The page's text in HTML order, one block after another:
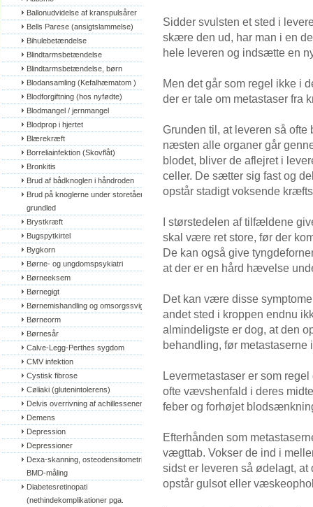
Ballonudvidelse af kranspulsårer
Bells Parese (ansigtslammelse)
Bihulebetændelse
Blindtarmsbetændelse
Blindtarmsbetændelse, børn
Blodansamling (Kefalhæmatom )
Blodforgiftning (hos nyfødte)
Blodmangel / jernmangel
Blodprop i hjertet
Blærekræft
Borreliainfektion (Skovflåt)
Bronkitis
Brud af bådknoglen i håndroden
Brud på knoglerne under storetåens
grundled
Brystkræft
Bugspytkirtel
Bygkorn
Børne- og ungdomspsykiatri
Børneeksem
Børnegigt
Børnemishandling og omsorgssvigt
Børneorm
Børnesår
Calve-Legg-Perthes sygdom
CMV infektion
Cystisk fibrose
Cøliaki (glutenintolerens)
Delvis overrivning af achillessenen
Demens
Depression
Depressioner
Dexa-skanning, osteodensitometri,
BMD-måling
Diabetesretinopati
(nethindekomplikationer pga.
Sidder svulsten et sted i
skære den ud, har man i en
hele leveren og indsætte en
Men det går som regel ikke i
der er tale om metastaser fra
Grunden til, at leveren så
næsten alle organer går
blodet, bliver de aflejret i
celler. De sætter sig fast og
opstår stadigt voksende
I størstedelen af tilfældene
skal være ret store, før der
De kan også give
at der er en hård hævelse
Det kan være disse
andet sted i kroppen endnu
almindeligste er dog, at den
behandling, før metastaserne
Levermetastaser er som
ofte vævshenfald i deres
feber og forhøjet
Efterhånden som
vægttab. Vokser de ind i
sidst er leveren så ødelagt,
opstår gulsot eller